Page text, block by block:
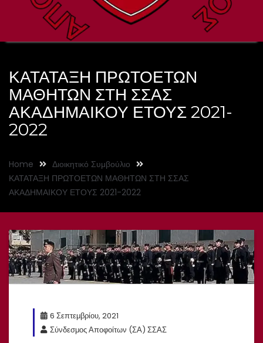
ΚΑΤΑΤΑΞΗ ΠΡΩΤΟΕΤΩΝ
ΜΑΘΗΤΩΝ ΣΤΗ ΣΣΑΣ
ΑΚΑΔΗΜΑΙΚΟΥ ΕΤΟΥΣ 2021-
2022
Home
Διοικητικό Συμβούλιο
ΚΑΤΑΤΑΞΗ ΠΡΩΤΟΕΤΩΝ ΜΑΘΗΤΩΝ ΣΤΗ ΣΣΑΣ
ΑΚΑΔΗΜΑΙΚΟΥ ΕΤΟΥΣ 2021-2022
6 Σεπτεμβρίου, 2021
Σύνδεσμος Αποφοίτων (ΣΑ) ΣΣΑΣ